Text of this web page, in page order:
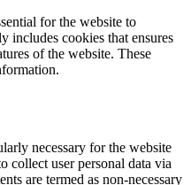
for the website to
includes cookies that ensures
of the website. These
necessary for the website
collect user personal data via
are termed as non-necessary